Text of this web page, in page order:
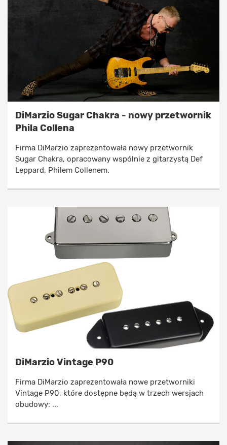
DiMarzio Sugar Chakra - nowy przetwornik
Phila Collena
Firma DiMarzio zaprezentowała nowy przetwornik
Sugar Chakra, opracowany wspólnie z gitarzystą Def
Leppard, Philem Collenem.
DiMarzio Vintage P90
Firma DiMarzio zaprezentowała nowe przetworniki
Vintage P90, które dostępne będą w trzech wersjach
obudowy: ...